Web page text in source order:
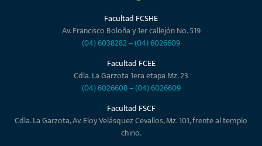
Facultad FCSHE
Av. Francisco Boloña y 1er callejón No. 519
(04) 6038282–(04) 6026609
Facultad FCEE
Cdla. La Garzota 1era etapa Mz. 23
(04) 6026608–(04) 6026609
Facultad FSCF
Cdla. La Garzota, Av. Eloy Velásquez Cevallos, Mz. 101, frente al templo
chino.